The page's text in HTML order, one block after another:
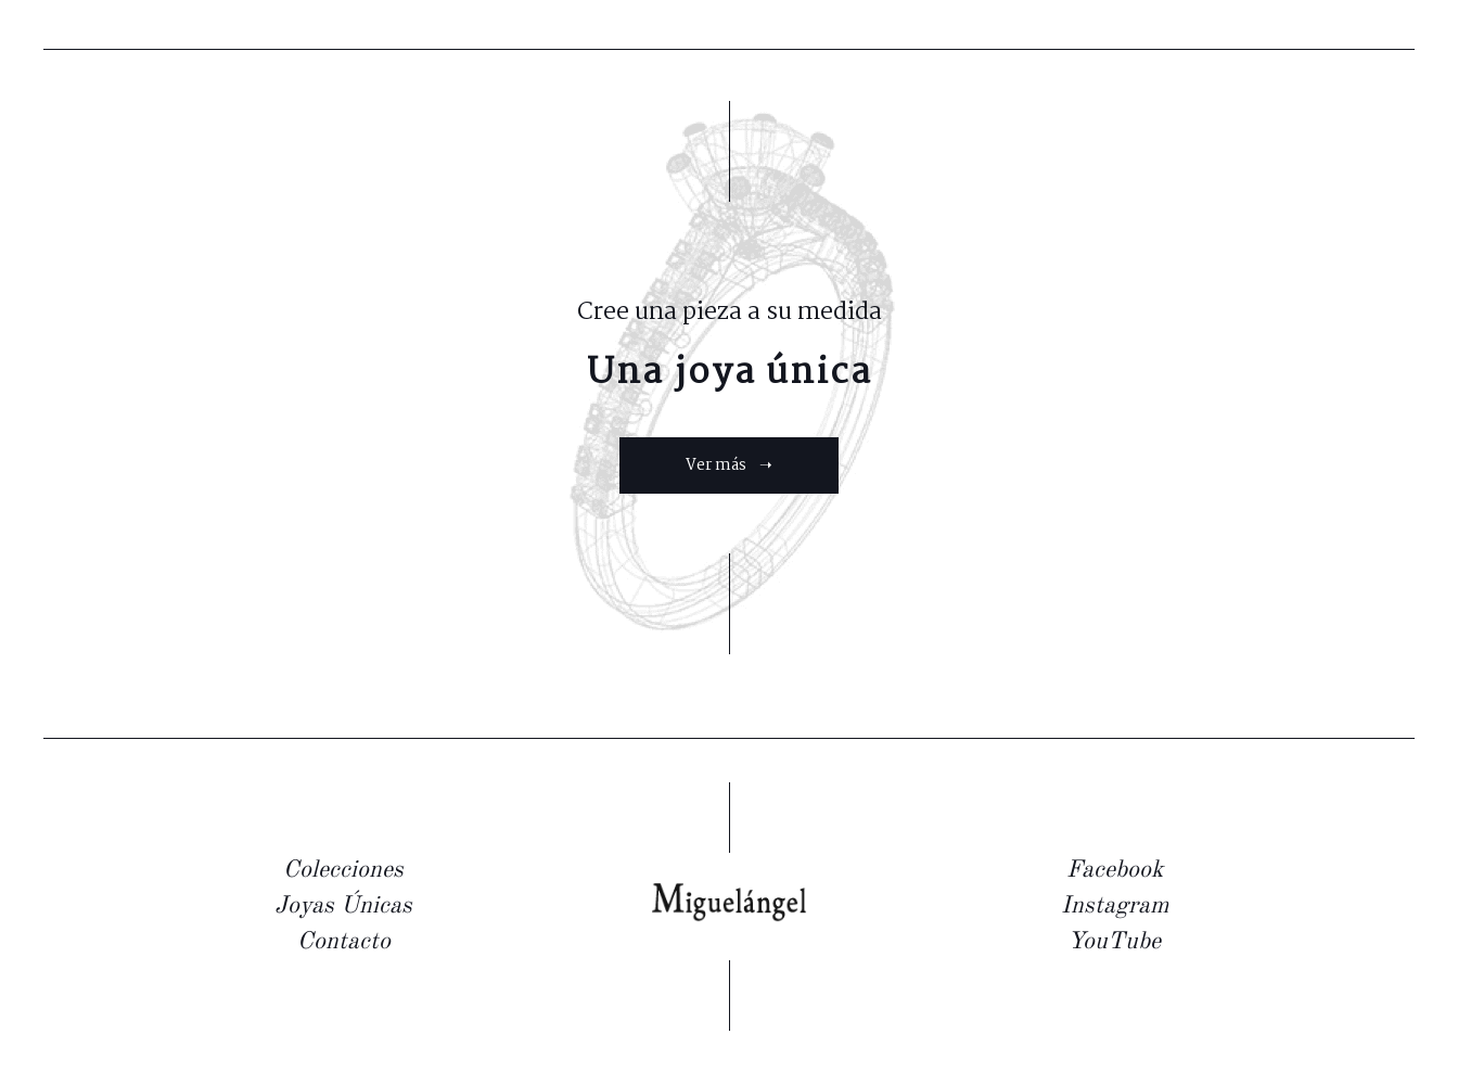
Cree una pieza a su medida
Una joya única
Ver más ➝
Colecciones
Joyas Únicas
Contacto
Facebook
Instagram
YouTube